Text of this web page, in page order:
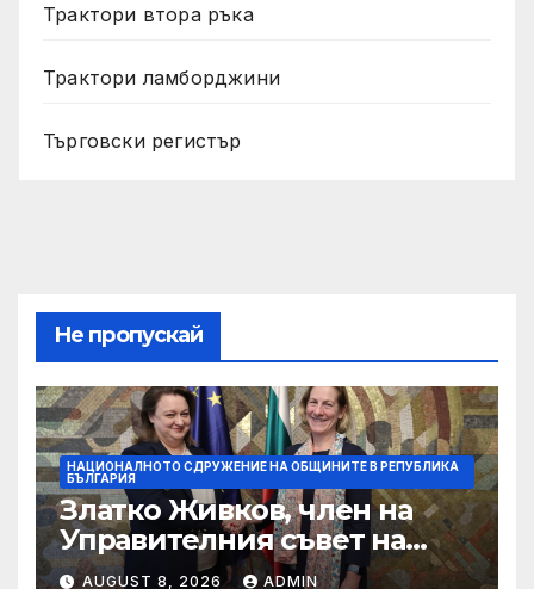
Трактори втора ръка
Трактори ламборджини
Търговски регистър
Не пропускай
НАЦИОНАЛНОТО СДРУЖЕНИЕ НА ОБЩИНИТЕ В РЕПУБЛИКА
БЪЛГАРИЯ
Златко Живков, член на
Управителния съвет на
НСОРБ и кмет на община
AUGUST 8, 2026 ADMIN